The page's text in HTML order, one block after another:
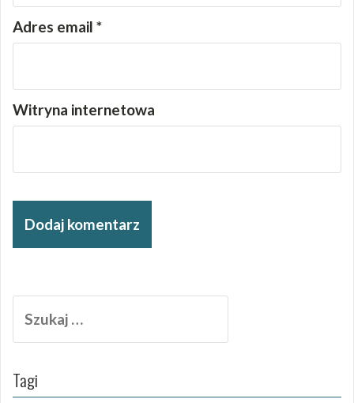
Adres email *
Witryna internetowa
Tagi